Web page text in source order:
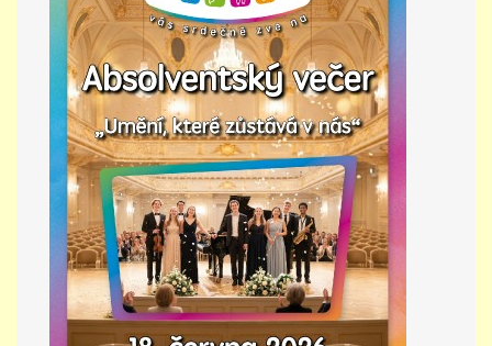
GDPR
ZUŠ Pohořelice
Školní 462
Pohořelice
691 23
© 2026 eStránky.cz |Tisk|Nahoru ↑